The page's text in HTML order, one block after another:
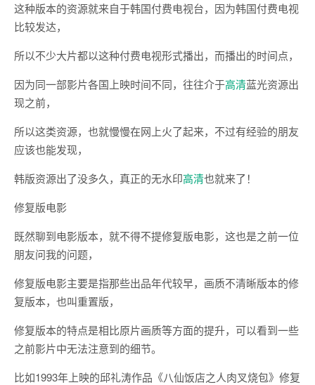
这种版本的资源就来自于韩国付费电视台，因为韩国付费电视
比较发达，
所以不少大片都以这种付费电视形式播出，而播出的时间点，
因为同一部影片各国上映时间不同，往往介于高清蓝光资源出
现之前，
所以这类资源，也就慢慢在网上火了起来，不过有经验的朋友
应该也能发现，
韩版资源出了没多久，真正的无水印高清也就来了！
修复版电影
既然聊到电影版本，就不得不提修复版电影，这也是之前一位
朋友问我的问题，
修复版电影主要是指那些出品年代较早，画质不清晰版本的修
复版本，也叫重置版，
修复版本的特点是相比原片画质等方面的提升，可以看到一些
之前影片中无法注意到的细节。
比如1993年上映的邱礼涛作品《八仙饭店之人肉叉烧包》修复